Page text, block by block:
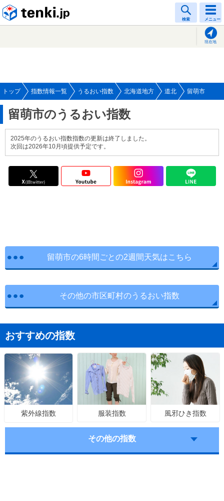
検索 メニュー
現在地
トップ 指数情報一覧 うるおい指数 北海道地方 道北 留萌市
留萌市のうるおい指数
2025年のうるおい指数指数の更新は終了しました。
次回は2026年10月頃提供予定です。
留萌市の6時間ごとの2週間天気はこちら
その他の市区町村のうるおい指数
おすすめの指数
紫外線指数 服装指数 風邪ひき指数
その他の指数